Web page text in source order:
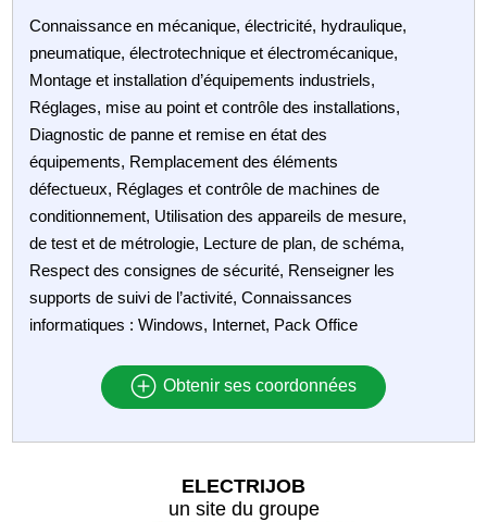
Connaissance en mécanique, électricité, hydraulique,
pneumatique, électrotechnique et électromécanique,
Montage et installation d’équipements industriels,
Réglages, mise au point et contrôle des installations,
Diagnostic de panne et remise en état des
équipements, Remplacement des éléments
défectueux, Réglages et contrôle de machines de
conditionnement, Utilisation des appareils de mesure,
de test et de métrologie, Lecture de plan, de schéma,
Respect des consignes de sécurité, Renseigner les
supports de suivi de l’activité, Connaissances
informatiques : Windows, Internet, Pack Office
Obtenir ses coordonnées
ELECTRIJOB
un site du groupe